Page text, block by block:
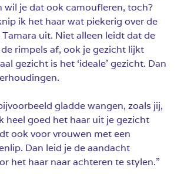
wil je dat ook camoufleren, toch?
ik het haar wat piekerig over de
uit. Niet alleen leidt dat de
rimpels af, ook je gezicht lijkt
gezicht is het ‘ideale’ gezicht. Dan
gladde wangen, zoals jij,
heel goed het haar uit je gezicht
ook voor vrouwen met een
Dan leid je de aandacht
het haar naar achteren te stylen.”